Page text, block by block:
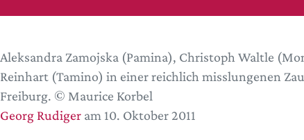
Aleksandra Zamojska (Pamina), Christoph Waltle
Reinhart (Tamino) in einer reichlich misslungenen
Freiburg. © Maurice Korbel
Georg Rudigeram 10. Oktober 2011